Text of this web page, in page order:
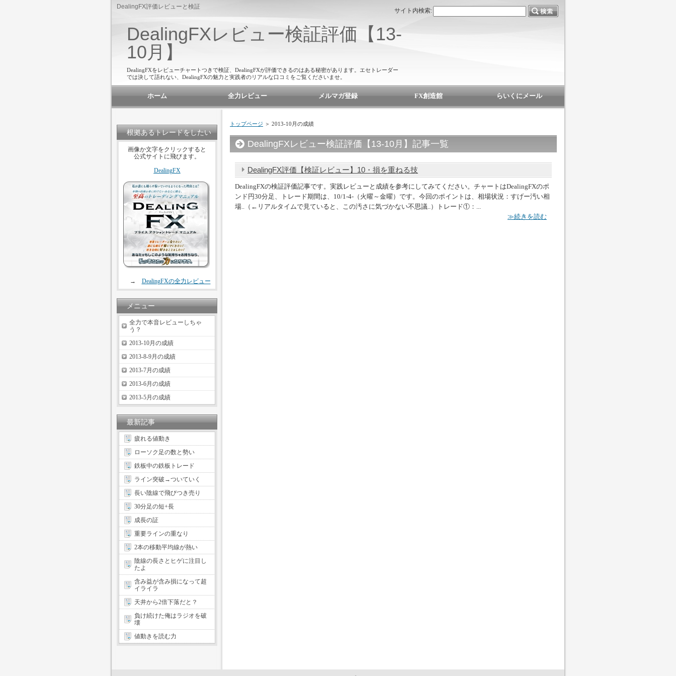
DealingFX評価レビューと検証
DealingFXレビュー検証評価【13-
10月】
DealingFXをレビューチャートつきで検証、DealingFXが評価できるのはある秘密があります。エセトレーダー
では決して語れない、DealingFXの魅力と実践者のリアルな口コミをご覧くださいませ。
トップページ ＞ 2013-10月の成績
DealingFXレビュー検証評価【13-10月】記事一覧
DealingFX評価【検証レビュー】10・損を重ねる技
DealingFXの検証評価記事です。実践レビューと成績を参考にしてみてください。チャートはDealingFXのポ
ンド円30分足、トレード期間は、10/1-4-（火曜～金曜）です。今回のポイントは、相場状況：すげー汚い相
場..（←リアルタイムで見ていると、この汚さに気づかない不思議..）トレード①：...
≫続きを読む
根拠あるトレードをしたい
方に
画像か文字をクリックすると
公式サイトに飛びます。
DealingFX
→ DealingFXの全力レビュー
メニュー
全力で本音レビューしちゃ
う？
2013-10月の成績
2013-8-9月の成績
2013-7月の成績
2013-6月の成績
2013-5月の成績
最新記事
疲れる値動き
ローソク足の数と勢い
鉄板中の鉄板トレード
ライン突破→ついていく
長い陰線で飛びつき売り
30分足の短+長
成長の証
重要ラインの重なり
2本の移動平均線が熱い
陰線の長さとヒゲに注目し
たよ
含み益が含み損になって超
イライラ
天井から2倍下落だと？
負け続けた俺はラジオを破
壊
値動きを読む力
ホーム 全力レビュー メルマガ登録 FX創造館 らいくにメール
サイト内検索: